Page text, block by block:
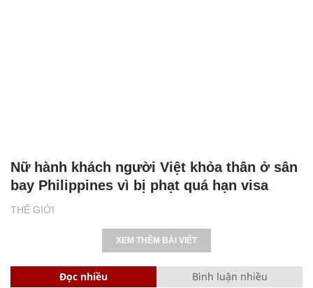
THẾ GIỚI
Nữ hành khách người Việt khỏa thân ở sân
bay Philippines vì bị phạt quá hạn visa
XEM THÊM BÀI VIẾT
Đọc nhiều Bình luận nhiều